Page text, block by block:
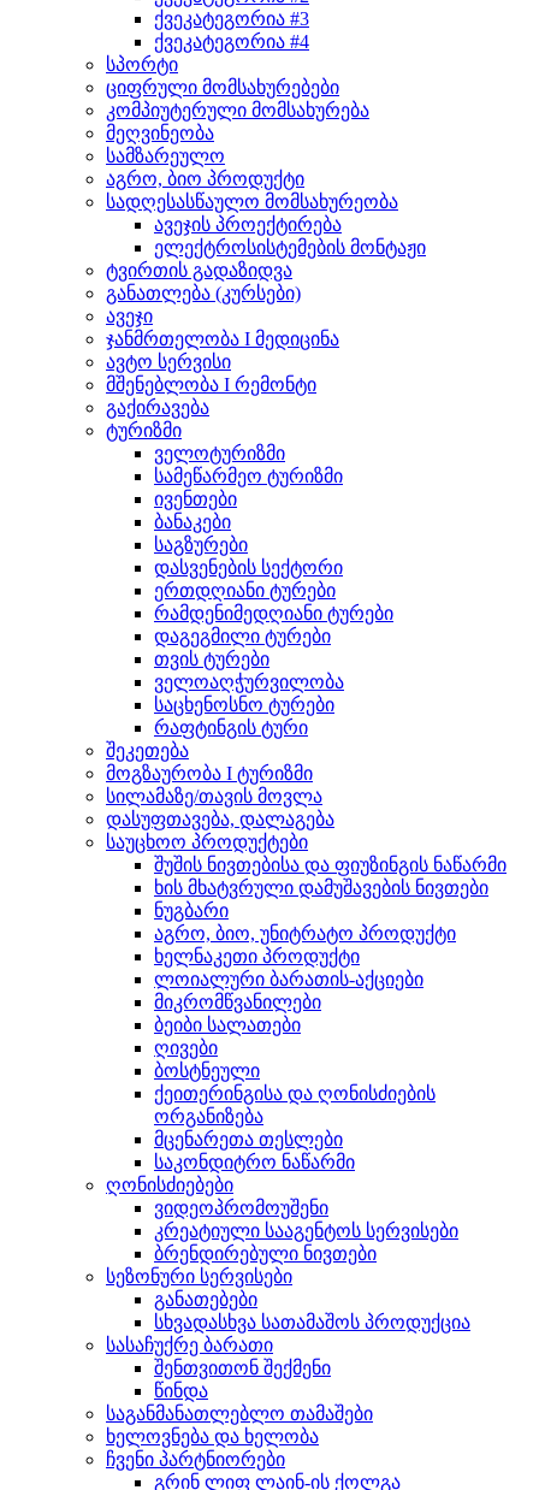
ქვეკატეგორია #3
ქვეკატეგორია #4
სპორტი
ციფრული მომსახურებები
კომპიუტერული მომსახურება
მეღვინეობა
სამზარეულო
აგრო, ბიო პროდუქტი
სადღესასწაულო მომსახურეობა
ავეჯის პროექტირება
ელექტროსისტემების მონტაჟი
ტვირთის გადაზიდვა
განათლება (კურსები)
ავეჯი
ჯანმრთელობა I მედიცინა
ავტო სერვისი
მშენებლობა I რემონტი
გაქირავება
ტურიზმი
ველოტურიზმი
სამეწარმეო ტურიზმი
ივენთები
ბანაკები
საგზურები
დასვენების სექტორი
ერთდღიანი ტურები
რამდენიმედღიანი ტურები
დაგეგმილი ტურები
თვის ტურები
ველოაღჭურვილობა
საცხენოსნო ტურები
რაფტინგის ტური
შეკეთება
მოგზაურობა I ტურიზმი
სილამაზე/თავის მოვლა
დასუფთავება, დალაგება
საუცხოო პროდუქტები
შუშის ნივთებისა და ფიუზინგის ნაწარმი
ხის მხატვრული დამუშავების ნივთები
ნუგბარი
აგრო, ბიო, უნიტრატო პროდუქტი
ხელნაკეთი პროდუქტი
ლოიალური ბარათის-აქციები
მიკრომწვანილები
ბეიბი სალათები
ღივები
ბოსტნეული
ქეითერინგისა და ღონისძიების
ორგანიზება
მცენარეთა თესლები
საკონდიტრო ნაწარმი
ღონისძიებები
ვიდეოპრომოუშენი
კრეატიული სააგენტოს სერვისები
ბრენდირებული ნივთები
სეზონური სერვისები
განათებები
სხვადასხვა სათამაშოს პროდუქცია
სასაჩუქრე ბარათი
შენთვითონ შექმენი
წინდა
საგანმანათლებლო თამაშები
ხელოვნება და ხელობა
ჩვენი პარტნიორები
გრინ ლიფ ლაინ-ის ქოლგა